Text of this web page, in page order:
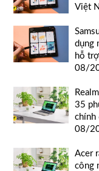
Việt
dụng
hỗ
08/
35
chính
08/
Acer
công